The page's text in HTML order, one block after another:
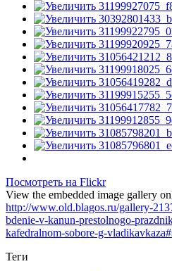
Посмотреть на Flickr
View the embedded image gallery
http://www.old.blagos.ru/gallery-
bdenie-v-kanun-prestolnogo-
kafedralnom-sobore-g-
Теги